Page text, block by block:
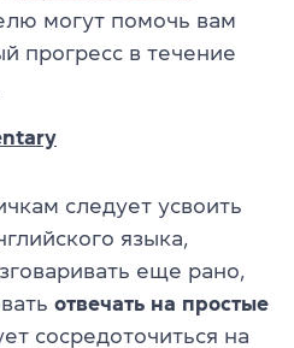
могут помочь вам
прогресс в течение
следует усвоить
языка,
еще рано,
отвечать на простые
сосредоточиться на